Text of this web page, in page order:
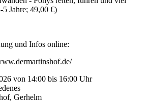
5 Jahre; 49,00 €)
und Infos online:
von 14:00 bis 16:00 Uhr
Gerhelm